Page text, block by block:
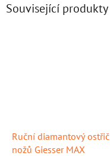
Související produkty
Ruční diamantový ostřič
nožů Giesser MAX